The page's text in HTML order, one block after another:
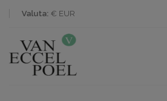
Valuta: € EUR